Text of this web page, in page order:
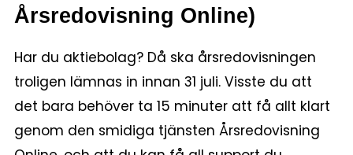
Årsredovisning Online)
Har du aktiebolag? Då ska årsredovisningen
troligen lämnas in innan 31 juli. Visste du att
det bara behöver ta 15 minuter att få allt klart
genom den smidiga tjänsten Årsredovisning